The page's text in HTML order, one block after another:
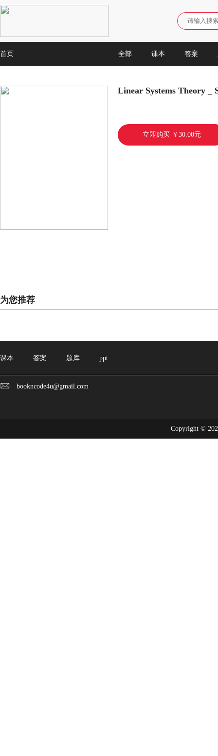
首页 全部 课本 答案
Linear Systems Theory _
立即购买 ￥30.00元
为您推荐
课本 答案 题库 ppt
bookncode4u@gmail.com
Copyright ©